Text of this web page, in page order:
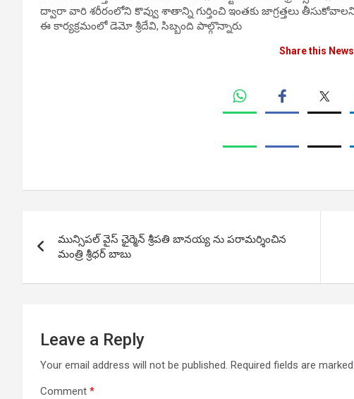
ద్వారా వారి శరీరంలోని కొవ్వు శాతాన్ని గుర్తించి ఇంతకు జాగ్రత్తలు
ఈ కార్యక్రమంలో డెమో శ్రీదేవి, సిబ్బంది పాల్గొన్నారు
Share this
navigation
మున్సిపల్ వైస్ ఛైర్మెన్ శ్రీపతి బానయ్య ను పరామర్శించిన
మంత్రి శ్రీధర్ బాబు
Leave a Reply
Your email address will not be published. Required fields are marked
Comment *